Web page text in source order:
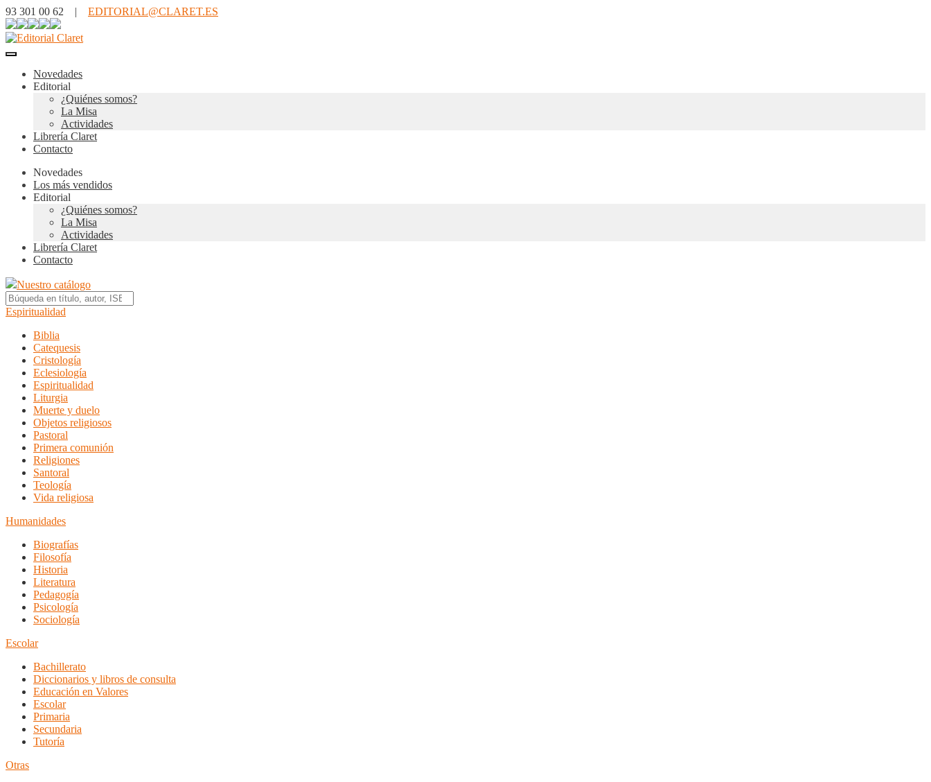
93 301 00 62 | EDITORIAL@CLARET.ES
Novedades
Editorial
¿Quiénes somos?
La Misa
Actividades
Librería Claret
Contacto
Novedades
Los más vendidos
Editorial
¿Quiénes somos?
La Misa
Actividades
Librería Claret
Contacto
Nuestro catálogo
Espiritualidad
Biblia
Catequesis
Cristología
Eclesiología
Espiritualidad
Liturgia
Muerte y duelo
Objetos religiosos
Pastoral
Primera comunión
Religiones
Santoral
Teología
Vida religiosa
Humanidades
Biografías
Filosofía
Historia
Literatura
Pedagogía
Psicología
Sociología
Escolar
Bachillerato
Diccionarios y libros de consulta
Educación en Valores
Escolar
Primaria
Secundaria
Tutoría
Otras